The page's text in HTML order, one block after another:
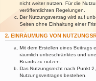
nicht weiter nutzen. Für die
veröffentlichten Regelungen.
Der Nutzungsvertrag wird auf
Seiten ohne Einhaltung einer
2. EINRÄUMUNG VON
Mit dem Erstellen eines Beitrags
räumlich unbeschränktes und
Boards zu nutzen.
Das Nutzungsrecht nach Punkt
Nutzungsvertrages bestehen.